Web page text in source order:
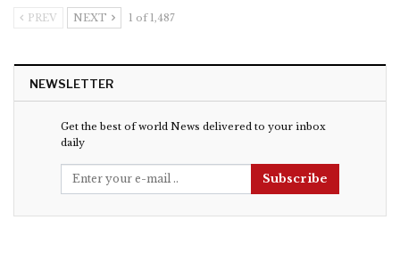
PREV NEXT 1 of 1,487
NEWSLETTER
Get the best of world News delivered to your inbox
daily
Subscribe